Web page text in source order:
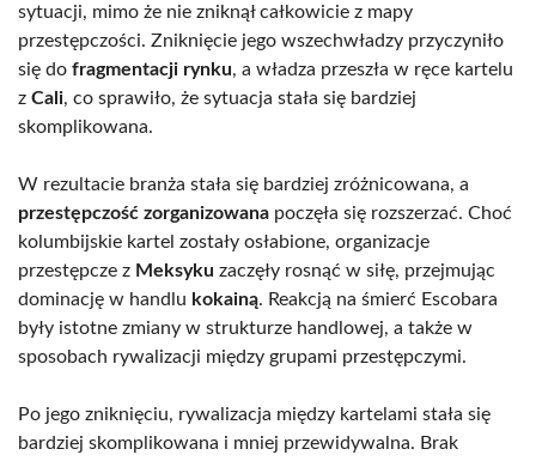
sytuacji, mimo że nie zniknął całkowicie z mapy
przestępczości. Zniknięcie jego wszechwładzy przyczyniło
się do fragmentacji rynku, a władza przeszła w ręce kartelu
z Cali, co sprawiło, że sytuacja stała się bardziej
skomplikowana.
W rezultacie branża stała się bardziej zróżnicowana, a
przestępczość zorganizowana poczęła się rozszerzać. Choć
kolumbijskie kartel zostały osłabione, organizacje
przestępcze z Meksyku zaczęły rosnąć w siłę, przejmując
dominację w handlu kokainą. Reakcją na śmierć Escobara
były istotne zmiany w strukturze handlowej, a także w
sposobach rywalizacji między grupami przestępczymi.
Po jego zniknięciu, rywalizacja między kartelami stała się
bardziej skomplikowana i mniej przewidywalna. Brak